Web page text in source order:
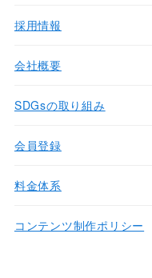
採用情報
会社概要
SDGsの取り組み
会員登録
料金体系
コンテンツ制作ポリシー